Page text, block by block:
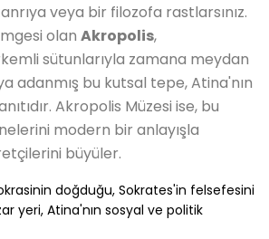
veya bir filozofa rastlarsınız.
olan Akropolis,
sütunlarıyla zamana meydan
adanmış bu kutsal tepe, Atina'nın
Akropolis Müzesi ise, bu
modern bir anlayışla
büyüler.
doğduğu, Sokrates'in felsefesini
yeri, Atina'nın sosyal ve politik